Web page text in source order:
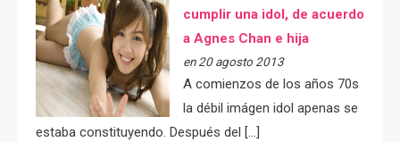
cumplir una idol, de acuerdo
a Agnes Chan e hija
en 20 agosto 2013
A comienzos de los años 70s
la débil imágen idol apenas se
estaba constituyendo. Después del […]